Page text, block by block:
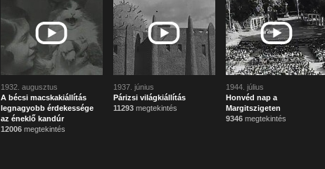
1932. augusztus
A bécsi macskakiállítás
legnagyobb érdekessége
az éneklő kandúr
12006megtekintés
1937. június
Párizsi világkiállítás
11293megtekintés
1944. július
Honvéd nap a
Margitszigeten
9346megtekintés